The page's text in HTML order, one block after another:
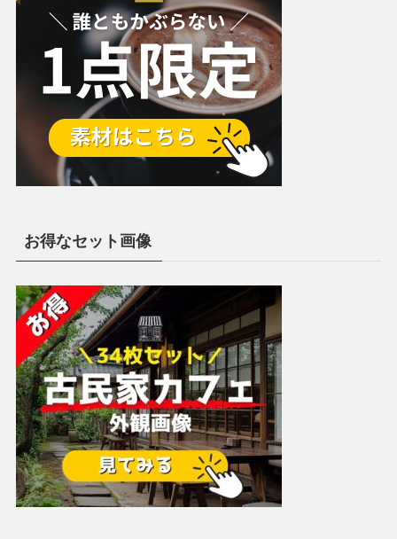
お得なセット画像